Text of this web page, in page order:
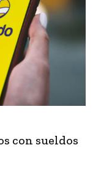
con sueldos